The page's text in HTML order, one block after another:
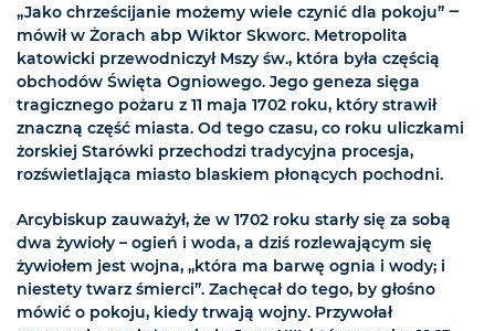
„Jako chrześcijanie możemy wiele czynić dla pokoju” ‒
mówił w Żorach abp Wiktor Skworc. Metropolita
katowicki przewodniczył Mszy św., która była częścią
obchodów Święta Ogniowego. Jego geneza sięga
tragicznego pożaru z 11 maja 1702 roku, który strawił
znaczną część miasta. Od tego czasu, co roku uliczkami
żorskiej Starówki przechodzi tradycyjna procesja,
rozświetlająca miasto blaskiem płonących pochodni.
Arcybiskup zauważył, że w 1702 roku starły się za sobą
dwa żywioły – ogień i woda, a dziś rozlewającym się
żywiołem jest wojna, „która ma barwę ognia i wody; i
niestety twarz śmierci”. Zachęcał do tego, by głośno
mówić o pokoju, kiedy trwają wojny. Przywołał